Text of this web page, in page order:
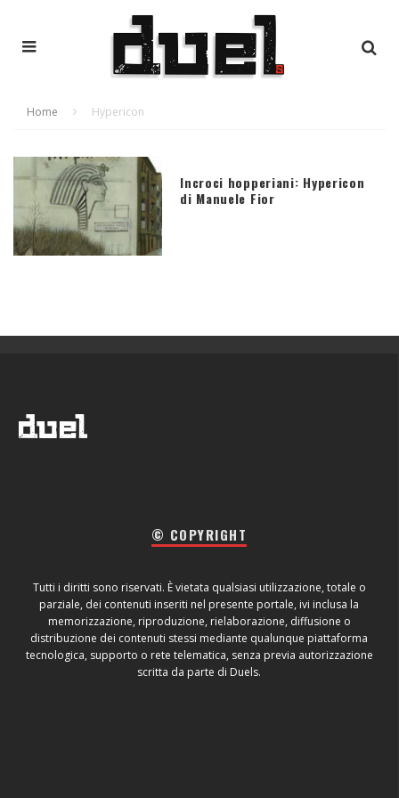
Home Hypericon
Incroci hopperiani: Hypericon
di Manuele Fior
© COPYRIGHT
Tutti i diritti sono riservati. È vietata qualsiasi utilizzazione, totale o
parziale, dei contenuti inseriti nel presente portale, ivi inclusa la
memorizzazione, riproduzione, rielaborazione, diffusione o
distribuzione dei contenuti stessi mediante qualunque piattaforma
tecnologica, supporto o rete telematica, senza previa autorizzazione
scritta da parte di Duels.